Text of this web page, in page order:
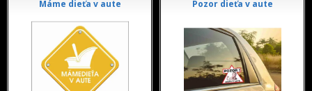
Máme dieťa v aute Pozor dieťa v aute